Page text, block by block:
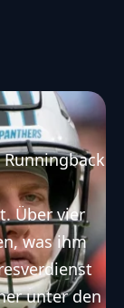
Über vier
was ihm
unter den